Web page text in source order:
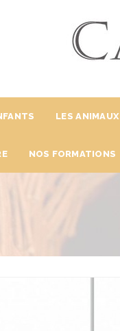
LES ANIMAUX
NOS FORMATIONS